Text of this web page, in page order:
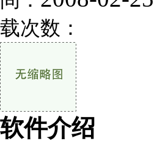
载次数：
软件介绍